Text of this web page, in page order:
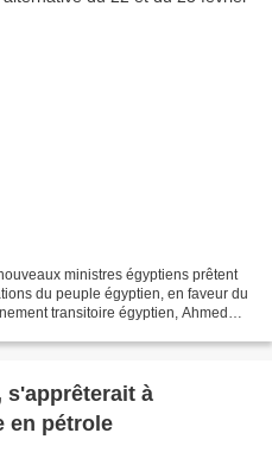
ministres égyptiens prêtent
du peuple égyptien, en faveur du
transitoire égyptien, Ahmed
s'apprêterait à
en pétrole